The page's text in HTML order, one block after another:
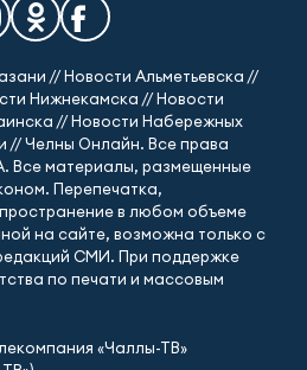
// Новости Альметьевска //
Нижнекамска // Новости
// Новости Набережных
// Челны Онлайн. Все права
материалы, размещенные
Перепечатка,
в любом объеме
на сайте, возможна только с
СМИ. При поддержке
по печати и массовым
«Чаллы-ТВ»